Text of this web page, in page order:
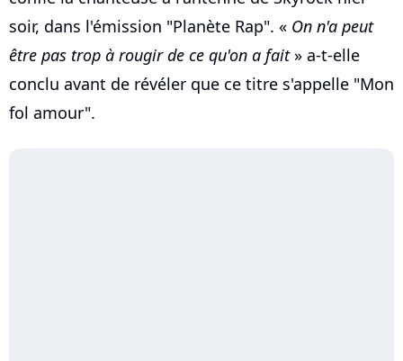
soir, dans l'émission "Planète Rap". « On n'a peut
être pas trop à rougir de ce qu'on a fait» a-t-elle
conclu avant de révéler que ce titre s'appelle "Mon
fol amour".